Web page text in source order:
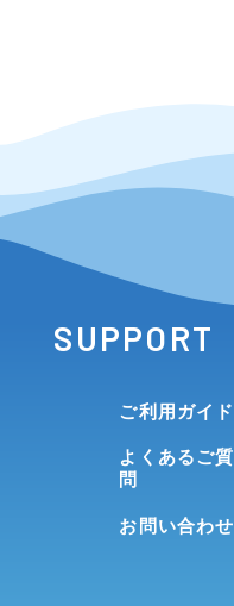
SUPPORT
ご利用ガイド
よくあるご質
問
お問い合わせ